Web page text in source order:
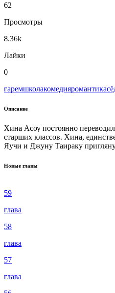
62
Просмотры
8.36k
Лайки
0
гаремшколакомедияромантика
Описание
Хина Асоу постоянно
старших классов. Хина,
Яучи и Джуну Таираку
Новые главы
59
глава
58
глава
57
глава